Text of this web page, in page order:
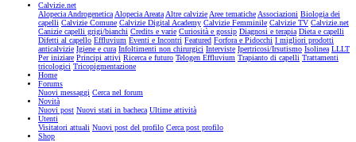
Calvizie.net
Alopecia AndrogeneticaAlopecia AreataAltre calvizieAree tematicheAssociazioni Biologia dei
capelli Calvizie Comune Calvizie Digital Academy Calvizie Femminile Calvizie TV Calvizie.net
Canizie capelli grigi/bianchi Credits e varie Curiosità e gossip Diagnosi e terapia Dieta e capelli
Difetti al capello Effluvium Eventi e Incontri Featured Forfora e Pidocchi I migliori prodotti
anticalvizie Igiene e cura Infoltimenti non chirurgici Interviste Ipertricosi/Irsutismo Isolinea LLLT
Per iniziare Principi attivi Ricerca e futuro Telogen Effluvium Trapianto di capelli Trattamenti
tricologici Tricopigmentazione
Home
Forums
Nuovi messaggi Cerca nel forum
Novità
Nuovi post Nuovi stati in bacheca Ultime attività
Utenti
Visitatori attuali Nuovi post del profilo Cerca post profilo
Shop